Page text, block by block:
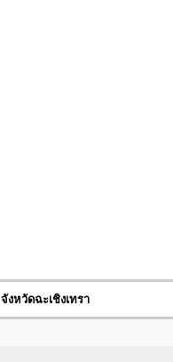
จังหวัดฉะเชิงเทรา